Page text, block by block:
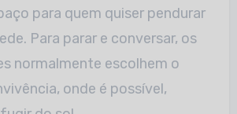
para quem quiser pendurar
Para parar e conversar, os
normalmente escolhem o
onde é possível,